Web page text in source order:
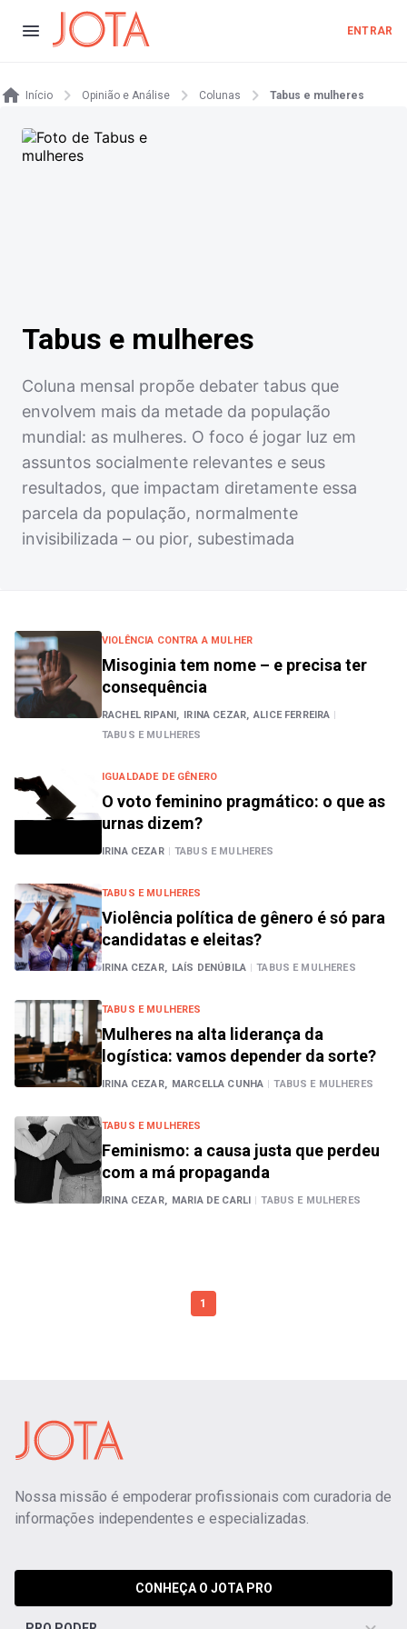
ENTRAR
Início Opinião e Análise Colunas Tabus e mulheres
Tabus e mulheres
Coluna mensal propõe debater tabus que
envolvem mais da metade da população
mundial: as mulheres. O foco é jogar luz em
assuntos socialmente relevantes e seus
resultados, que impactam diretamente essa
parcela da população, normalmente
invisibilizada – ou pior, subestimada
VIOLÊNCIA CONTRA A MULHER
Misoginia tem nome – e precisa ter
consequência
RACHEL RIPANI, IRINA CEZAR, ALICE FERREIRA |
TABUS E MULHERES
IGUALDADE DE GÊNERO
O voto feminino pragmático: o que as
urnas dizem?
IRINA CEZAR | TABUS E MULHERES
TABUS E MULHERES
Violência política de gênero é só para
candidatas e eleitas?
IRINA CEZAR, LAÍS DENÚBILA | TABUS E MULHERES
TABUS E MULHERES
Mulheres na alta liderança da
logística: vamos depender da sorte?
IRINA CEZAR, MARCELLA CUNHA | TABUS E MULHERES
TABUS E MULHERES
Feminismo: a causa justa que perdeu
com a má propaganda
IRINA CEZAR, MARIA DE CARLI | TABUS E MULHERES
1
Nossa missão é empoderar profissionais com curadoria de
informações independentes e especializadas.
CONHEÇA O JOTA PRO